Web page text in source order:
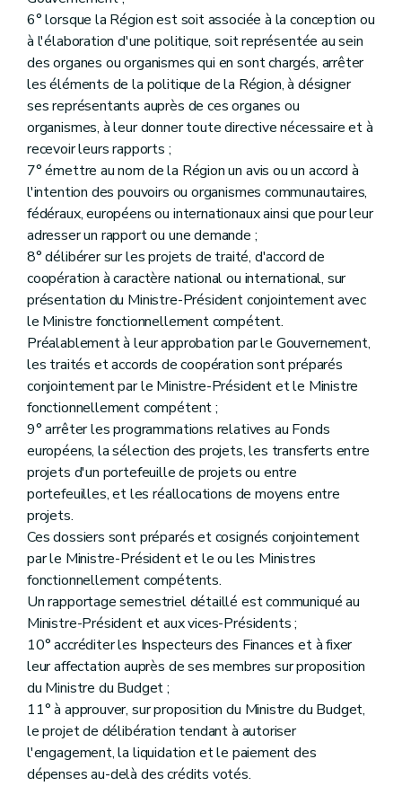
6° lorsque la Région est soit associée à la conception ou
à l'élaboration d'une politique, soit représentée au sein
des organes ou organismes qui en sont chargés, arrêter
les éléments de la politique de la Région, à désigner
ses représentants auprès de ces organes ou
organismes, à leur donner toute directive nécessaire et à
recevoir leurs rapports ;
7° émettre au nom de la Région un avis ou un accord à
l'intention des pouvoirs ou organismes communautaires,
fédéraux, européens ou internationaux ainsi que pour leur
adresser un rapport ou une demande ;
8° délibérer sur les projets de traité, d'accord de
coopération à caractère national ou international, sur
présentation du Ministre-Président conjointement avec
le Ministre fonctionnellement compétent.
Préalablement à leur approbation par le Gouvernement,
les traités et accords de coopération sont préparés
conjointement par le Ministre-Président et le Ministre
fonctionnellement compétent ;
9° arrêter les programmations relatives au Fonds
européens, la sélection des projets, les transferts entre
projets d'un portefeuille de projets ou entre
portefeuilles, et les réallocations de moyens entre
projets.
Ces dossiers sont préparés et cosignés conjointement
par le Ministre-Président et le ou les Ministres
fonctionnellement compétents.
Un rapportage semestriel détaillé est communiqué au
Ministre-Président et aux vices-Présidents ;
10° accréditer les Inspecteurs des Finances et à fixer
leur affectation auprès de ses membres sur proposition
du Ministre du Budget ;
11° à approuver, sur proposition du Ministre du Budget,
le projet de délibération tendant à autoriser
l'engagement, la liquidation et le paiement des
dépenses au-delà des crédits votés.